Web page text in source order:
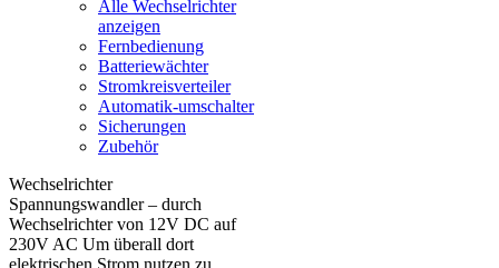
Alle Wechselrichter
anzeigen
Fernbedienung
Batteriewächter
Stromkreisverteiler
Automatik-umschalter
Sicherungen
Zubehör
Wechselrichter
Spannungswandler – durch
Wechselrichter von 12V DC auf
230V AC Um überall dort